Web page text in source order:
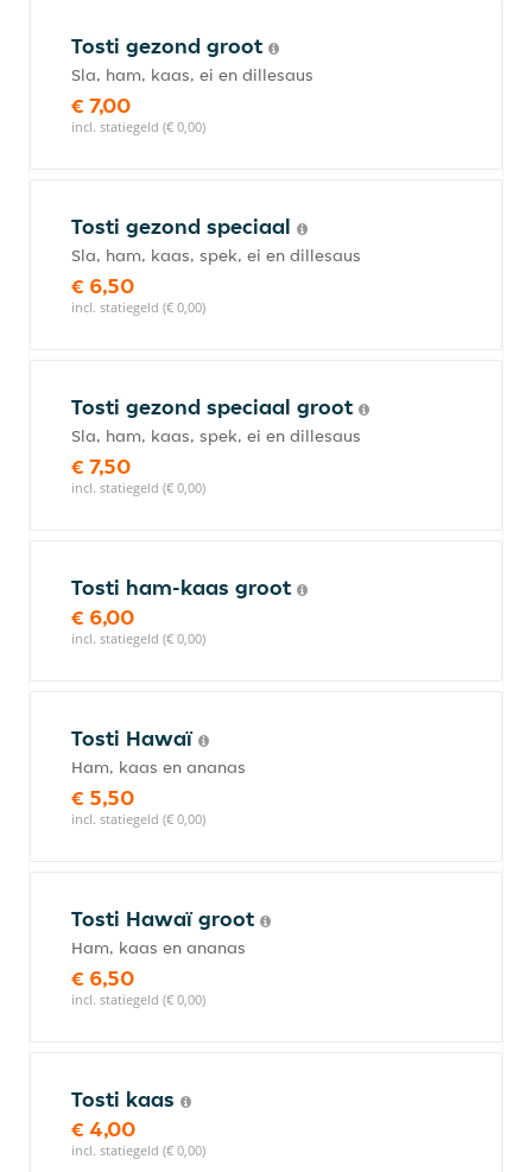
Tosti gezond groot
Sla, ham, kaas, ei en dillesaus
€ 7,00
incl. statiegeld (€ 0,00)
Tosti gezond speciaal
Sla, ham, kaas, spek, ei en dillesaus
€ 6,50
incl. statiegeld (€ 0,00)
Tosti gezond speciaal groot
Sla, ham, kaas, spek, ei en dillesaus
€ 7,50
incl. statiegeld (€ 0,00)
Tosti ham-kaas groot
€ 6,00
incl. statiegeld (€ 0,00)
Tosti Hawaï
Ham, kaas en ananas
€ 5,50
incl. statiegeld (€ 0,00)
Tosti Hawaï groot
Ham, kaas en ananas
€ 6,50
incl. statiegeld (€ 0,00)
Tosti kaas
€ 4,00
incl. statiegeld (€ 0,00)